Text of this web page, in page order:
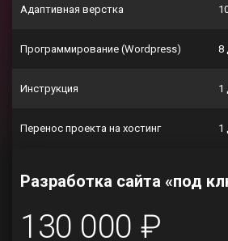
Адаптивная верстка
Программирование (Wordpress) 8
Инструкция 1
Перенос проекта на хостинг 1
Разработка сайта «под
130 000 ₽